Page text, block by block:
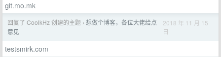
git.mo.mk
回复了 CoolkHz 创建的主题 › 想做个博客，各位大佬给点
意见
2018 年 11 月 15
日
testsmirk.com